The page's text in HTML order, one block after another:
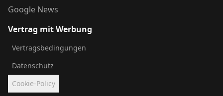
Google News
Vertrag mit Werbung
Vertragsbedingungen
Datenschutz
Cookie-Policy